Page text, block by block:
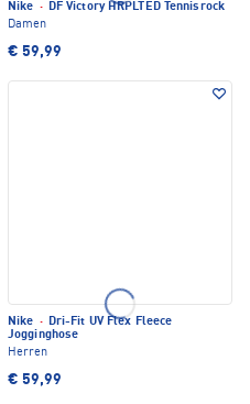
Nike · DF Victory HRPLTED Tennisrock
Damen
€ 59,99
Nike · Dri-Fit UV Flex Fleece
Jogginghose
Herren
€ 59,99